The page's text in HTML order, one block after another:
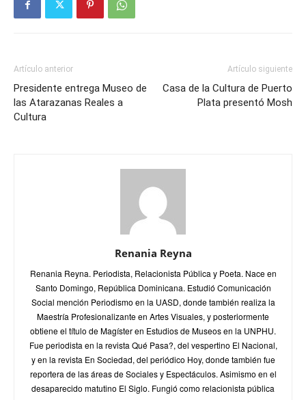
Artículo anterior
Presidente entrega Museo de
las Atarazanas Reales a
Cultura
Artículo siguiente
Casa de la Cultura de Puerto
Plata presentó Mosh
Renania Reyna
Renania Reyna. Periodista, Relacionista Pública y Poeta. Nace en
Santo Domingo, República Dominicana. Estudió Comunicación
Social mención Periodismo en la UASD, donde también realiza la
Maestría Profesionalizante en Artes Visuales, y posteriormente
obtiene el título de Magíster en Estudios de Museos en la UNPHU.
Fue periodista en la revista Qué Pasa?, del vespertino El Nacional,
y en la revista En Sociedad, del periódico Hoy, donde también fue
reportera de las áreas de Sociales y Espectáculos. Asimismo en el
desaparecido matutino El Siglo. Fungió como relacionista pública